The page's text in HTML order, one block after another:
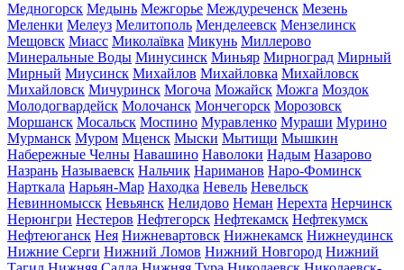
Медногорск Медынь Межгорье Междуреченск Мезень
Меленки Мелеуз Мелитополь Менделеевск Мензелинск
Мещовск Миасс Миколаївка Микунь Миллерово
Минеральные Воды Минусинск Миньяр Мирноград Мирный
Мирный Миусинск Михайлов Михайловка Михайловск
Михайловск Мичуринск Могоча Можайск Можга Моздок
Молодогвардейск Молочанск Мончегорск Морозовск
Моршанск Мосальск Моспино Муравленко Мураши Мурино
Мурманск Муром Мценск Мыски Мытищи Мышкин
Набережные Челны Навашино Наволоки Надым Назарово
Назрань Называевск Нальчик Нариманов Наро-Фоминск
Нарткала Нарьян-Мар Находка Невель Невельск
Невинномысск Невьянск Нелидово Неман Нерехта Нерчинск
Нерюнгри Нестеров Нефтегорск Нефтекамск Нефтекумск
Нефтеюганск Нея Нижневартовск Нижнекамск Нижнеудинск
Нижние Серги Нижний Ломов Нижний Новгород Нижний